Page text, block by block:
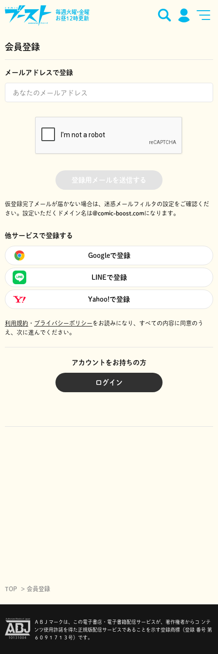
毎週火曜•金曜
お昼12時更新
会員登録
メールアドレスで登録
登録用メールを送信する
仮登録完了メールが届かない場合は、迷惑メールフィルタの設定をご確認くだ
さい。 設定いただくドメイン名は@comic-boost.comになります。
他サービスで登録する
Googleで登録
LINEで登録
Yahoo!で登録
利用規約 ・ プライバシーポリシーをお読みになり、 すべての内容に同意のう
え、次に進んでください。
アカウントをお持ちの方
ログイン
TOP 会員登録
ＡＢＪマークは、この電子書店・電子書籍配信サービスが、著作権者からコ ンテ
ンツ使用許諾を得た正規版配信サービスであることを示す登録商標（登録 番号 第
６０９１７１３号）です。